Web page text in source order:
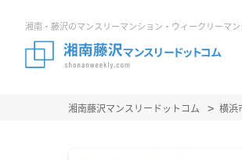
湘南・藤沢のマンスリーマンション・ウィークリーマ
湘南藤沢マンスリードットコム 横浜